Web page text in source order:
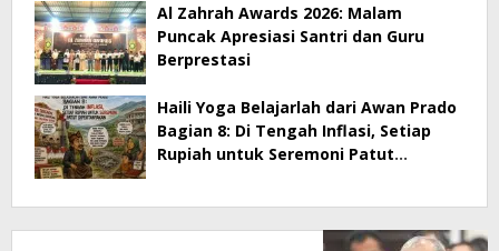
Al Zahrah Awards 2026: Malam
Puncak Apresiasi Santri dan Guru
Berprestasi
Haili Yoga Belajarlah dari Awan Prado
Bagian 8: Di Tengah Inflasi, Setiap
Rupiah untuk Seremoni Patut